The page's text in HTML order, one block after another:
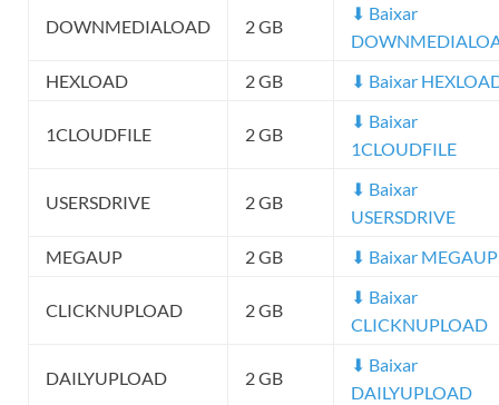
DOWNMEDIALOAD 2 GB
⬇ Baixar
HEXLOAD
2 GB ⬇ Baixar
1CLOUDFILE 2 GB
⬇ Baixar
1CLOUDFILE
USERSDRIVE 2 GB
⬇ Baixar
USERSDRIVE
MEGAUP
2 GB ⬇ Baixar MEGAUP
CLICKNUPLOAD 2 GB
⬇ Baixar
CLICKNUPLOAD
DAILYUPLOAD 2 GB
⬇ Baixar
DAILYUPLOAD